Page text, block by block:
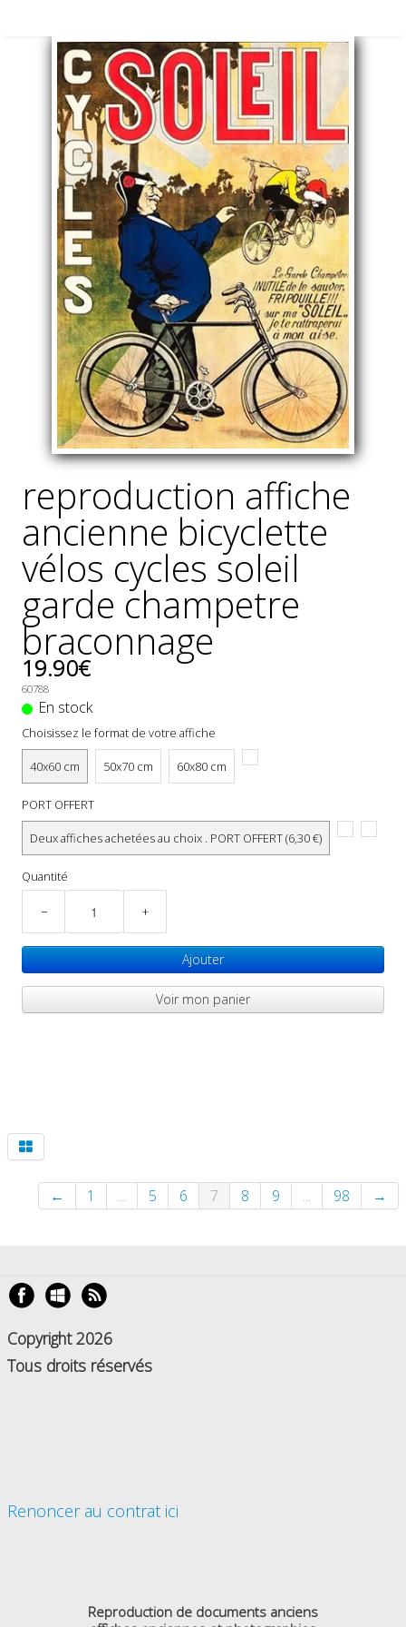
reproduction affiche
ancienne bicyclette
vélos cycles soleil
garde champetre
braconnage
19.90€
60788
En stock
Choisissez le format de votre affiche
40x60 cm 50x70 cm 60x80 cm
PORT OFFERT
Deux affiches achetées au choix . PORT OFFERT (6,30 €)
Quantité
− +
Ajouter
Voir mon panier
← 1 ... 5 6 7 8 9 ... 98 →
Copyright 2026
Tous droits réservés
Renoncer au contrat ici
Reproduction de documents anciens